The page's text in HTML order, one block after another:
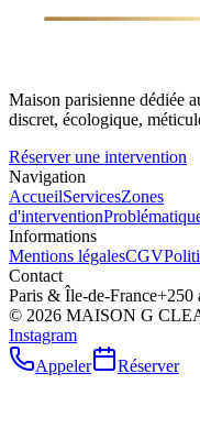
Maison parisienne dédiée
discret, écologique,
Réserver une intervention
Navigation
AccueilServicesZones
d'intervention
Informations
Mentions légalesCGV
Contact
Paris & Île-de-France+250
© 2026 MAISON G
Instagram
Appeler
Réserver